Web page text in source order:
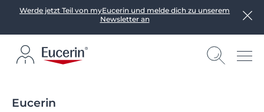
Werde jetzt Teil von myEucerin und melde dich zu unserem
Newsletter an
Eucerin